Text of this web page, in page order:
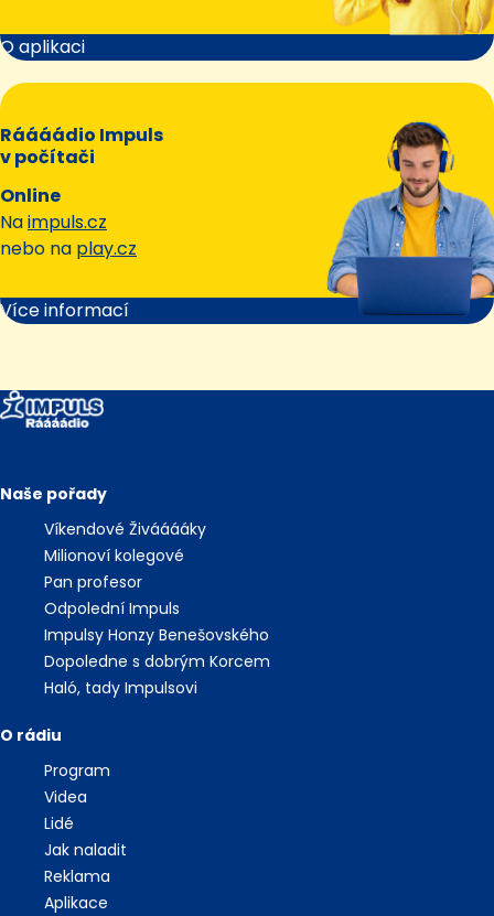
O aplikaci
Ráááádio Impuls
v počítači
Online
Naimpuls.cz
nebo na play.cz
Více informací
Naše pořady
Víkendové Živááááky
Milionoví kolegové
Pan profesor
Odpolední Impuls
Impulsy Honzy Benešovského
Dopoledne s dobrým Korcem
Haló, tady Impulsovi
O rádiu
Program
Videa
Lidé
Jak naladit
Reklama
Aplikace